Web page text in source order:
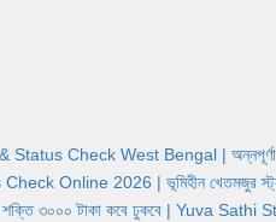
Check West Bengal | অন্নপূর্ণা
Online 2026 | ভূমিহীন খেতমজুর
৩০০০ টাকা কবে ঢুকবে | Yuva